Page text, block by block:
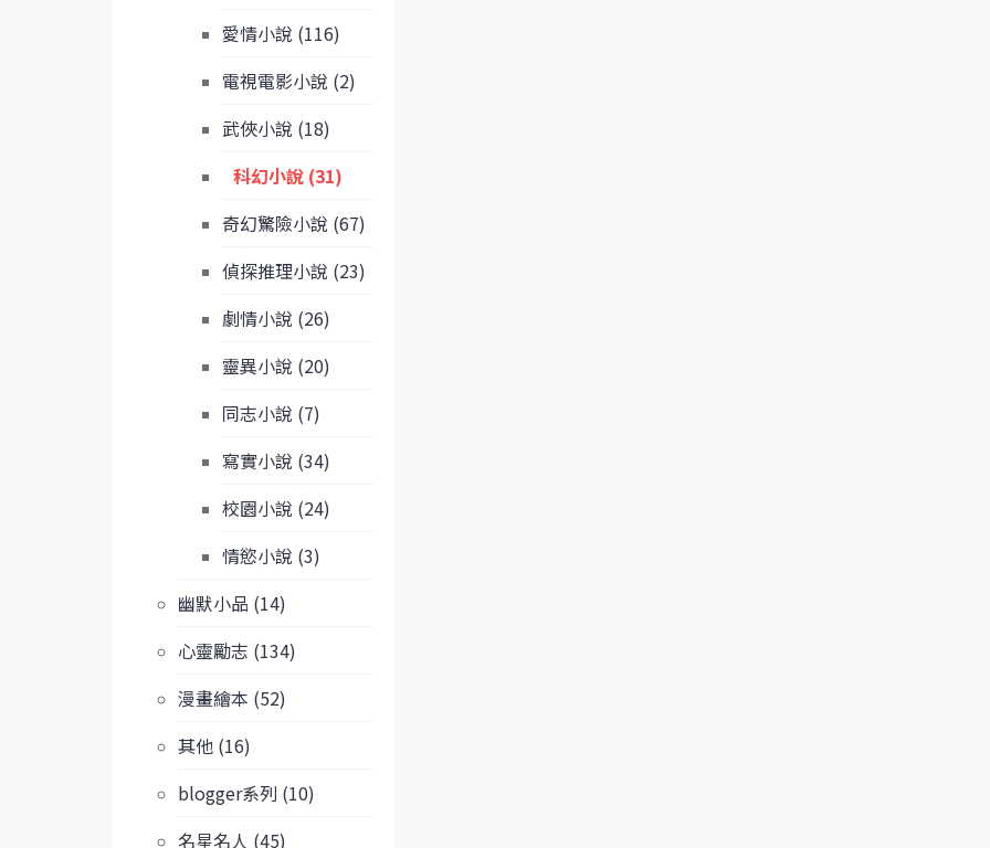
愛情小說 (116)
電視電影小說 (2)
武俠小說 (18)
科幻小說 (31)
奇幻驚險小說 (67)
偵探推理小說 (23)
劇情小說 (26)
靈異小說 (20)
同志小說 (7)
寫實小說 (34)
校園小說 (24)
情慾小說 (3)
幽默小品 (14)
心靈勵志 (134)
漫畫繪本 (52)
其他 (16)
blogger系列 (10)
名星名人 (45)